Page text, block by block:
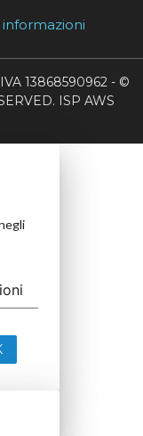
13868590962 - ©
ISP AWS